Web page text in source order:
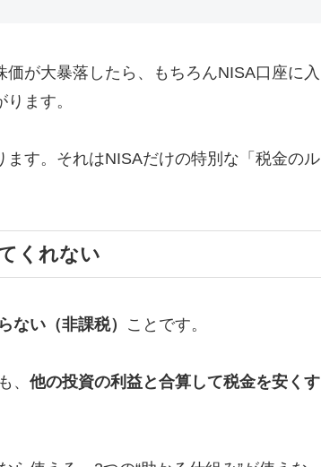
が大暴落したら、もちろんNISA口座に入
ます。
す。それはNISAだけの特別な「税金のル
くれない
ない（非課税） ことです。
、 他の投資の利益と合算して税金を安くす